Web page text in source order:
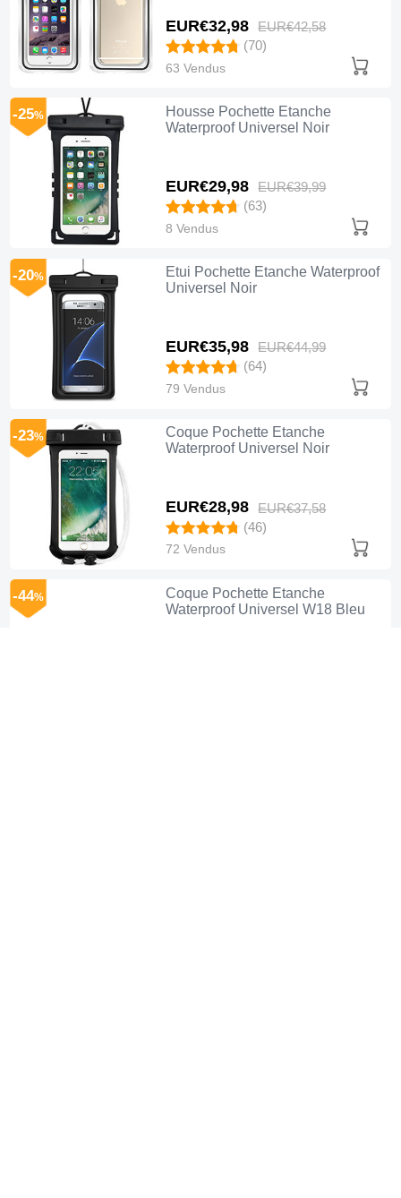
EUR€32,98 EUR€42,58
(70)
63 Vendus
Housse Pochette Etanche
Waterproof Universel Noir
EUR€29,98 EUR€39,99
-25%
(63)
8 Vendus
Etui Pochette Etanche Waterproof
Universel Noir
EUR€35,98 EUR€44,99
-20%
(64)
79 Vendus
Coque Pochette Etanche
Waterproof Universel Noir
EUR€28,98 EUR€37,58
-23%
(46)
72 Vendus
Coque Pochette Etanche
Waterproof Universel W18 Bleu
-44%